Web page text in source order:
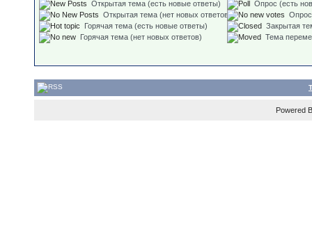
Открытая тема (есть новые ответы)
Открытая тема (нет новых ответов)
Горячая тема (есть новые ответы)
Горячая тема (нет новых ответов)
Опрос (есть
Опрос
Закрытая
Тема
Powered